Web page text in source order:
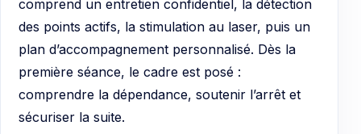
comprend un entretien confidentiel, la détection
des points actifs, la stimulation au laser, puis un
plan d’accompagnement personnalisé. Dès la
première séance, le cadre est posé :
comprendre la dépendance, soutenir l’arrêt et
sécuriser la suite.